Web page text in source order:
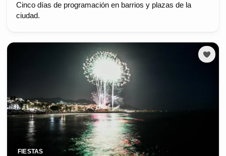
Cinco días de programación en barrios y plazas de la
ciudad.
FIESTAS